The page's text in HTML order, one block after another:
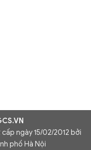
ngày 15/02/2012 bởi
phố Hà Nội